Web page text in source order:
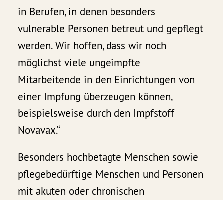
in Berufen, in denen besonders
vulnerable Personen betreut und gepflegt
werden. Wir hoffen, dass wir noch
möglichst viele ungeimpfte
Mitarbeitende in den Einrichtungen von
einer Impfung überzeugen können,
beispielsweise durch den Impfstoff
Novavax.“
Besonders hochbetagte Menschen sowie
pflegebedürftige Menschen und Personen
mit akuten oder chronischen